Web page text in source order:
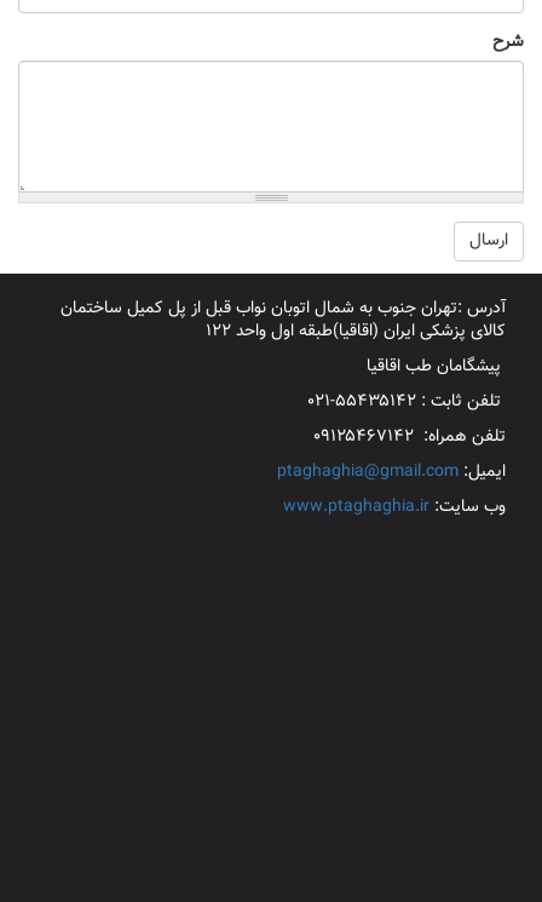
شرح
ارسال
آدرس :تهران جنوب به شمال اتوبان نواب قبل از پل کمیل ساختمان
کالای پزشکی ایران (اقاقیا)طبقه اول واحد ۱۲۲
پیشگامان طب اقاقیا
تلفن ثابت : ۵۵۴۳۵۱۴۲-۰۲۱
تلفن همراه: ۰۹۱۲۵۴۶۷۱۴۲
ایمیل: ptaghaghia@gmail.com
وب سایت: www.ptaghaghia.ir